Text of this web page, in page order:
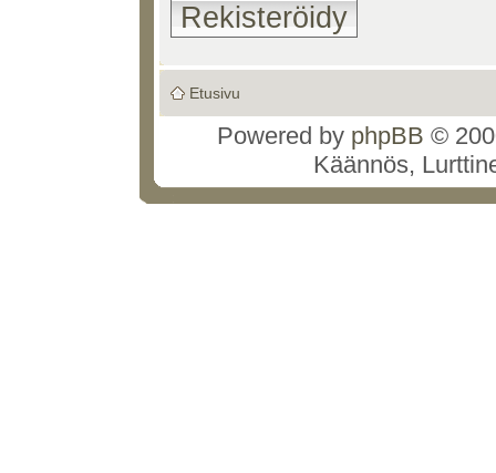
Rekisteröidy
Etusivu
Powered by phpBB ©
Käännös,